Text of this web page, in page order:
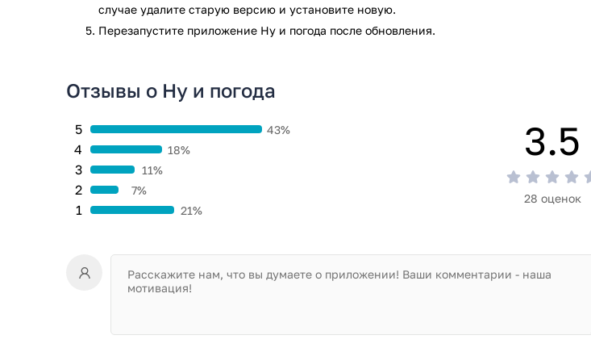
случае удалите старую версию и установите новую.
Перезапустите приложениe Ну и погода после обновления.
Отзывы о Ну и погода
1 21%
2 7%
3 11%
4 18%
5 43% 3.5
28 оценок